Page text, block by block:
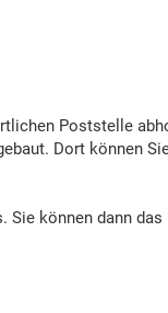
Poststelle
Dort können
Sie können dann